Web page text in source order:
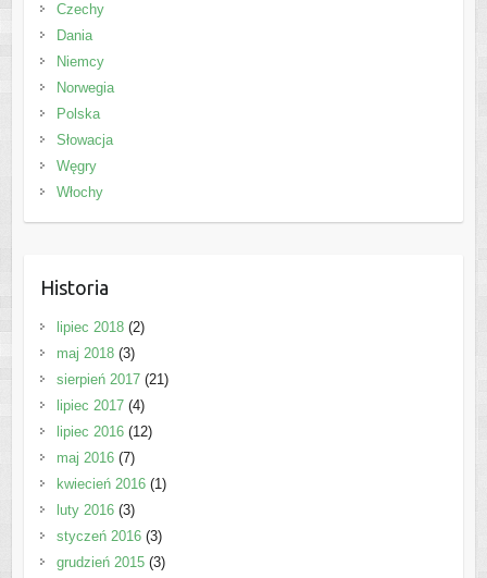
Czechy
Dania
Niemcy
Norwegia
Polska
Słowacja
Węgry
Włochy
Historia
lipiec 2018(2)
maj 2018(3)
sierpień 2017(21)
lipiec 2017(4)
lipiec 2016(12)
maj 2016(7)
kwiecień 2016(1)
luty 2016(3)
styczeń 2016(3)
grudzień 2015(3)